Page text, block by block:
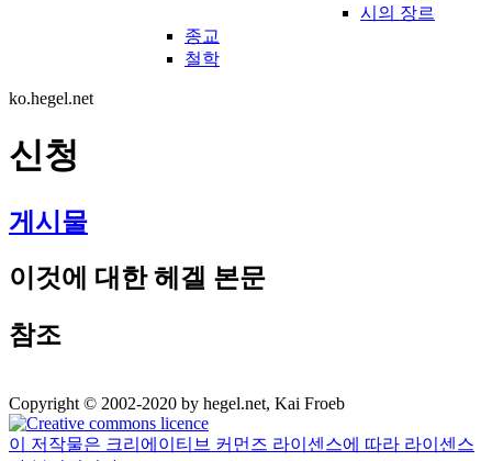
시의 장르
종교
철학
ko.hegel.net
신청
게시물
이것에 대한 헤겔 본문
참조
Copyright © 2002-2020 by hegel.net, Kai Froeb
이 저작물은 크리에이티브 커먼즈 라이센스에 따라 라이센스